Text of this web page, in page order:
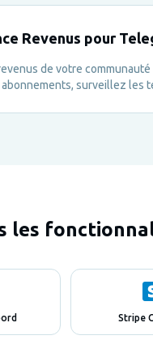
Revenus pour
de votre communauté
surveillez les
— le tout depuis
les
Stripe